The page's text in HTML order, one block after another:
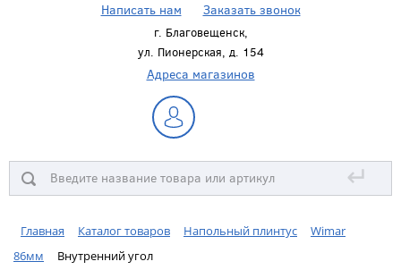
Написать нам Заказать звонок
г. Благовещенск,
ул. Пионерская, д. 154
Адреса магазинов
↵
Главная Каталог товаров Напольный плинтус
Wimar
86мм
Внутренний угол